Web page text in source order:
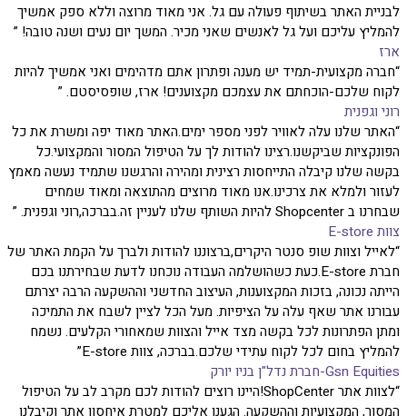
לבניית האתר בשיתוף פעולה עם גל. אני מאוד מרוצה וללא ספק אמשיך
להמליץ עליכם ועל גל לאנשים שאני מכיר. המשך יום נעים ושנה טובה! ”
ארז
“חברה מקצועית-תמיד יש מענה ופתרון אתם מדהימים ואני אמשיך להיות
לקוח שלכם-הוכחתם את עצמכם מקצוענים! ארז, שופסיסטם. ”
רוני וגפנית
“האתר שלנו עלה לאוויר לפני מספר ימים.האתר מאוד יפה ומשרת את כל
הפונקציות שביקשנו.רצינו להודות לך על הטיפול המסור והמקצועי.כל
בקשה שלנו קיבלה התייחסות רצינית ומהירה והרגשנו שתמיד נעשה מאמץ
לעזור ולמלא את צרכינו.אנו מאוד מרוצים מהתוצאה ומאוד שמחים
שבחרנו ב Shopcenter להיות השותף שלנו לעניין זה.בברכה,רוני וגפנית. ”
צוות E-store
“לאייל וצוות שופ סנטר היקרים,ברצוננו להודות ולברך על הקמת האתר של
חברת E-store.כעת כשהושלמה העבודה נוכחנו לדעת שבחירתנו בכם
הייתה נכונה, בזכות המקצוענות, העיצוב החדשני וההשקעה הרבה יצרתם
עבורנו אתר שאף עלה על הציפיות. מעל הכל לציין לשבח את התמיכה
ומתן הפתרונות לכל בקשה מצד אייל והצוות שמאחורי הקלעים. נשמח
להמליץ בחום לכל לקוח עתידי שלכם.בברכה, צוות E-store”
Gsn Equities-חברת נדל"ן בניו יורק
“לצוות אתר ShopCenter!היינו רוצים להודות לכם מקרב לב על הטיפול
המסור, המקצועיות וההשקעה. הגענו אליכם למטרת איחסון אתר וקיבלנו